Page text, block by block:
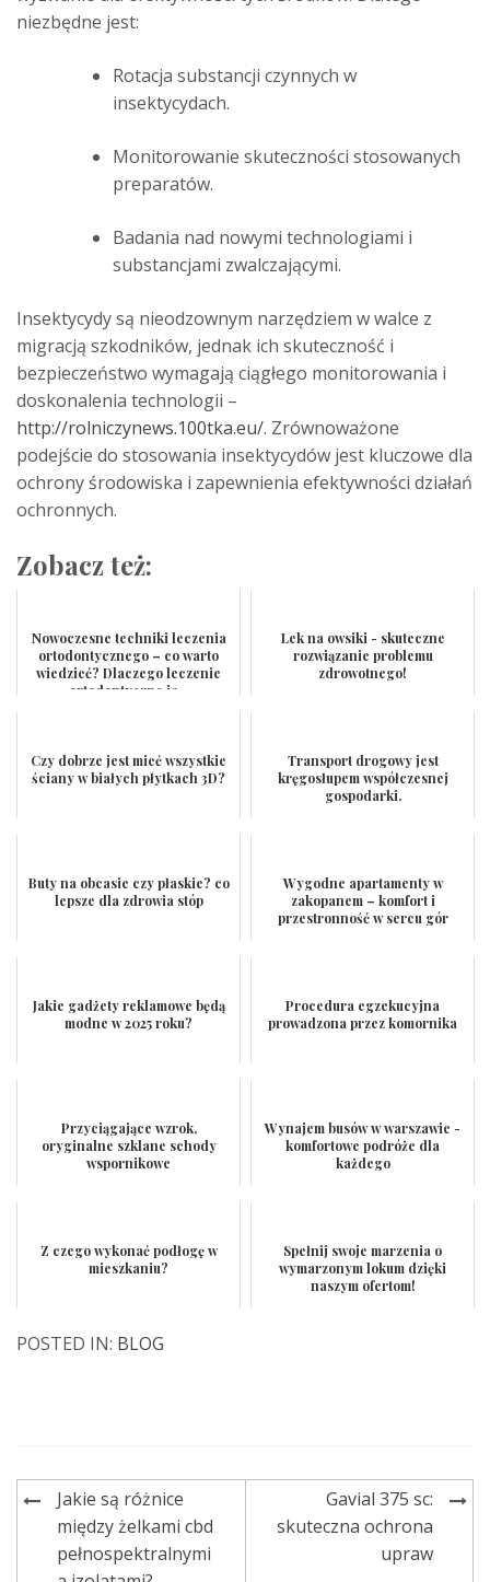
niezbędne jest:
Rotacja substancji czynnych w
insektycydach.
Monitorowanie skuteczności stosowanych
preparatów.
Badania nad nowymi technologiami i
substancjami zwalczającymi.
Insektycydy są nieodzownym narzędziem w walce z
migracją szkodników, jednak ich skuteczność i
bezpieczeństwo wymagają ciągłego monitorowania i
doskonalenia technologii –
http://rolniczynews.100tka.eu/. Zrównoważone
podejście do stosowania insektycydów jest kluczowe dla
ochrony środowiska i zapewnienia efektywności działań
ochronnych.
Zobacz też:
Nowoczesne techniki leczenia
ortodontycznego – co warto
wiedzieć? Dlaczego leczenie
ortodontyczne je...
Lek na owsiki - skuteczne
rozwiązanie problemu
zdrowotnego!
Czy dobrze jest mieć wszystkie
ściany w białych płytkach 3D?
Transport drogowy jest
kręgosłupem współczesnej
gospodarki.
Buty na obcasie czy płaskie? co
lepsze dla zdrowia stóp
Wygodne apartamenty w
zakopanem – komfort i
przestronność w sercu gór
Jakie gadżety reklamowe będą
modne w 2025 roku?
Procedura egzekucyjna
prowadzona przez komornika
Przyciągające wzrok,
oryginalne szklane schody
wspornikowe
Wynajem busów w warszawie -
komfortowe podróże dla
każdego
Z czego wykonać podłogę w
mieszkaniu?
Spełnij swoje marzenia o
wymarzonym lokum dzięki
naszym ofertom!
POSTED IN: BLOG
Nawigacja
wpisu
Jakie są różnice
między żelkami cbd
pełnospektralnymi
Gavial 375 sc:
skuteczna ochrona
upraw